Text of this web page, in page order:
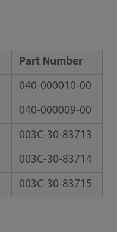
Part Number
040-000010-00
040-000009-00
003C-30-83713
003C-30-83714
003C-30-83715